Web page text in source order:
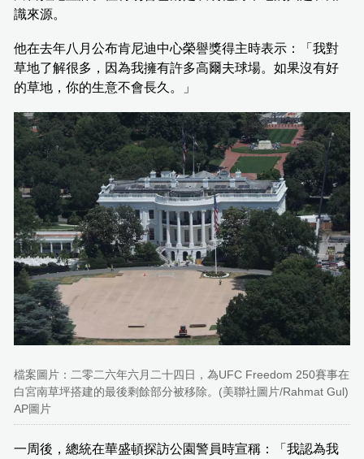
識來源。
他在去年八月公布肯尼迪中心榮譽獎得主時表示：「我對
草地了解很多，因為我擁有許多高爾夫球場。如果沒有好
的草地，你的生意不會長久。」
檔案圖片：二零二六年六月二十四日，為UFC Freedom 250賽事在
白宮南草坪搭建的最後剩餘部分被移除。(美聯社圖片/Rahmat Gul)
AP圖片
一周後，總統在華盛頓探訪公園警員時宣稱：「我認為我